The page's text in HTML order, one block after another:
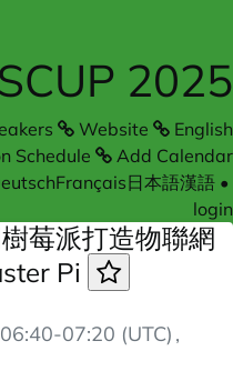
2025
Website
English
Schedule
Add Calendar
Français日本語漢語 •
login
莓派打造物聯網
Pi
07:20 (UTC) ,